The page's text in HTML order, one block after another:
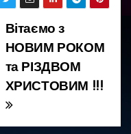
Вітаємо з
НОВИМ РОКОМ
та РІЗДВОМ
ХРИСТОВИМ !!!